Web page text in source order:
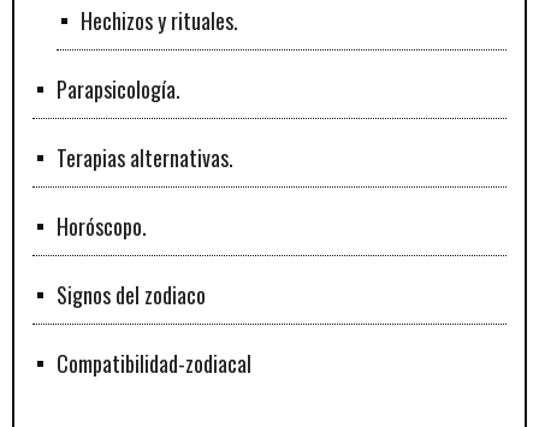
Hechizos y rituales.
Parapsicología.
Terapias alternativas.
Horóscopo.
Signos del zodiaco
Compatibilidad-zodiacal